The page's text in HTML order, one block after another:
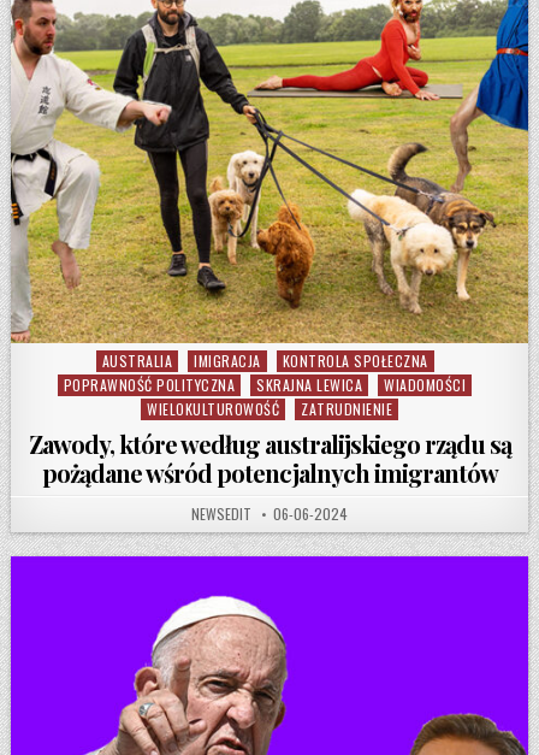
Posted in
AUSTRALIA IMIGRACJA
KONTROLA SPOŁECZNA
POPRAWNOŚĆ POLITYCZNA
SKRAJNA LEWICA
WIADOMOŚCI
WIELOKULTUROWOŚĆ
ZATRUDNIENIE
Zawody, które według australijskiego rządu są
pożądane wśród potencjalnych imigrantów
AUTHOR:
NEWSEDIT PUBLISHED DATE:
06-06-2024